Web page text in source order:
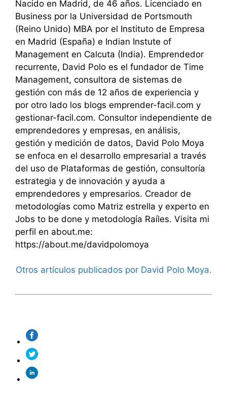
Nacido en Madrid, de 46 años. Licenciado en
Business por la Universidad de Portsmouth
(Reino Unido) MBA por el Instituto de Empresa
en Madrid (España) e Indian Instute of
Management en Calcuta (India). Emprendedor
recurrente, David Polo es el fundador de Time
Management, consultora de sistemas de
gestión con más de 12 años de experiencia y
por otro lado los blogs emprender-facil.com y
gestionar-facil.com. Consultor independiente de
emprendedores y empresas, en análisis,
gestión y medición de datos, David Polo Moya
se enfoca en el desarrollo empresarial a través
del uso de Plataformas de gestión, consultoría
estrategia y de innovación y ayuda a
emprendedores y empresarios. Creador de
metodologías como Matriz estrella y experto en
Jobs to be done y metodología Raíles. Visita mi
perfil en about.me:
https://about.me/davidpolomoya
Otros artículos publicados por David Polo Moya.